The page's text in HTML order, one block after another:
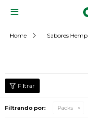

Home Sabores Hemp
Filtrando por: Packs